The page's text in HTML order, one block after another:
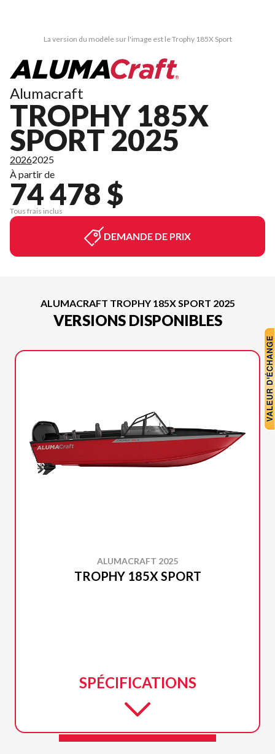
La version du modèle sur l'image est le Trophy 185X Sport
Alumacraft
TROPHY 185X
SPORT 2025
20262025
À partir de
74 478 $
Tous frais inclus
DEMANDE DE PRIX
ALUMACRAFT TROPHY 185X SPORT 2025
VERSIONS DISPONIBLES
ALUMACRAFT 2025
TROPHY 185X SPORT
SPÉCIFICATIONS